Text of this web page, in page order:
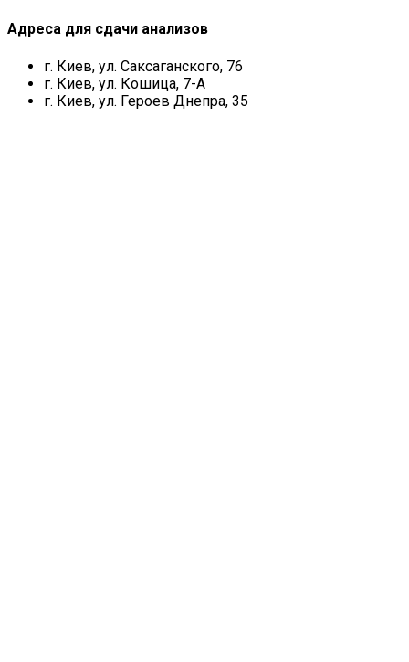
Адреса для сдачи анализов
г. Киев, ул. Саксаганского, 76
г. Киев, ул. Кошица, 7-А
г. Киев, ул. Героев Днепра, 35